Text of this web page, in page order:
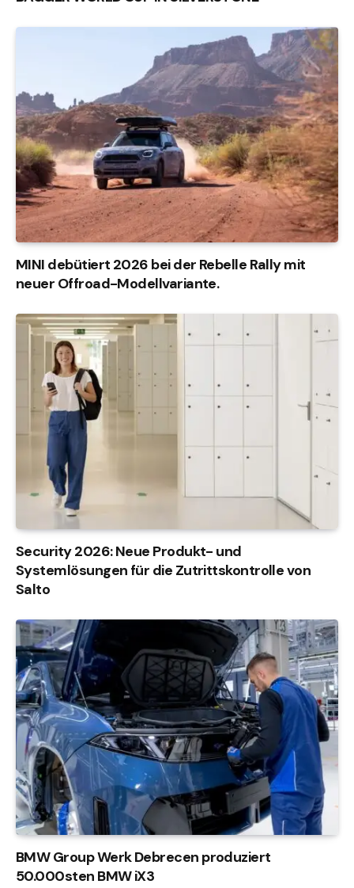
MINI debütiert 2026 bei der Rebelle Rally mit
neuer Offroad-Modellvariante.
Security 2026: Neue Produkt- und
Systemlösungen für die Zutrittskontrolle von
Salto
BMW Group Werk Debrecen produziert
50.000sten BMW iX3